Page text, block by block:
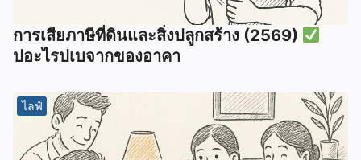
การเสียภาษีที่ดินและสิ่งปลูกสร้าง (2569)
ปอะไรปเบจากของอาคา
ไลฟ์